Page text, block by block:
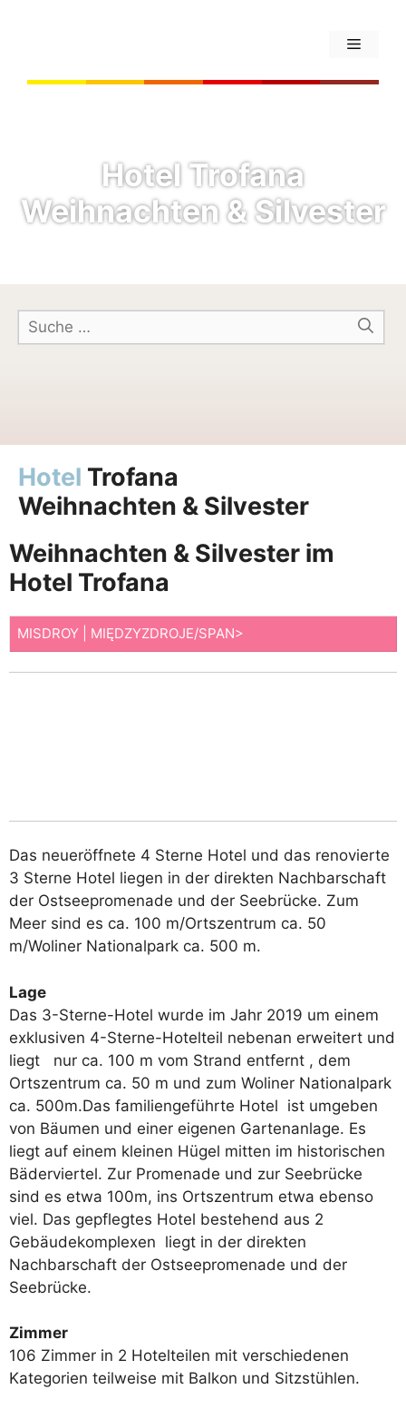
Hotel Trofana
Weihnachten & Silvester
Hotel Trofana
Weihnachten & Silvester
Weihnachten & Silvester im
Hotel Trofana
MISDROY | MIĘDZYZDROJE/SPAN>
Das neueröffnete 4 Sterne Hotel und das renovierte
3 Sterne Hotel liegen in der direkten Nachbarschaft
der Ostseepromenade und der Seebrücke. Zum
Meer sind es ca. 100 m/Ortszentrum ca. 50
m/Woliner Nationalpark ca. 500 m.
Lage
Das 3-Sterne-Hotel wurde im Jahr 2019 um einem
exklusiven 4-Sterne-Hotelteil nebenan erweitert und
liegt nur ca. 100 m vom Strand entfernt , dem
Ortszentrum ca. 50 m und zum Woliner Nationalpark
ca. 500m.Das familiengeführte Hotel ist umgeben
von Bäumen und einer eigenen Gartenanlage. Es
liegt auf einem kleinen Hügel mitten im historischen
Bäderviertel. Zur Promenade und zur Seebrücke
sind es etwa 100m, ins Ortszentrum etwa ebenso
viel. Das gepflegtes Hotel bestehend aus 2
Gebäudekomplexen liegt in der direkten
Nachbarschaft der Ostseepromenade und der
Seebrücke.
Zimmer
106 Zimmer in 2 Hotelteilen mit verschiedenen
Kategorien teilweise mit Balkon und Sitzstühlen.